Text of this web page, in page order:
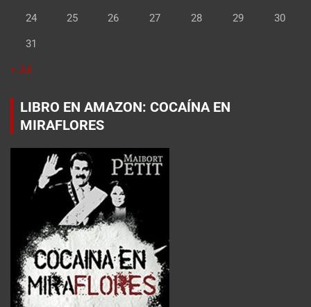
24 25 26 27 28 29 30
31
« Jul
LIBRO EN AMAZON: COCAÍNA EN
MIRAFLORES